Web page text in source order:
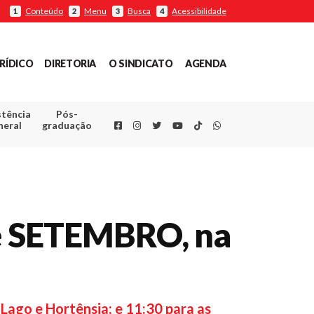
1 Conteúdo 2 Menu 3 Busca 4 Acessibilidade
DIRETORIA O SINDICATO AGENDA
Pós-
graduação
FacebookInstagram
TwitterYoutube
TikTokWhatsapp
na
e Hortênsia; e 11:30 para as